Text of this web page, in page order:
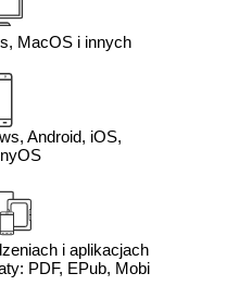
MacOS i innych
Android, iOS,
i aplikacjach
PDF, EPub, Mobi